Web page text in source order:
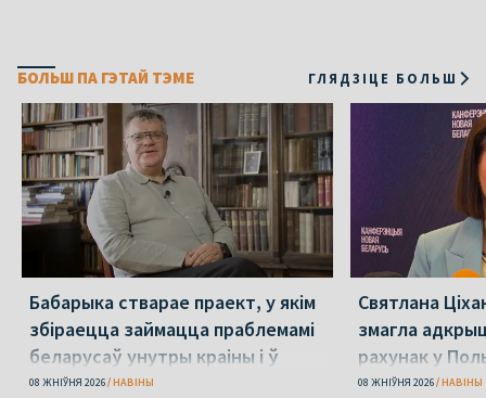
БОЛЬШ ПА ГЭТАЙ ТЭМЕ ГЛЯДЗІЦЕ БОЛЬШ
Бабарыка стварае праект, у якім
збіраецца займацца праблемамі
беларусаў унутры краіны і ў
дыяспары
08 ЖНІЎНЯ 2026 НАВІНЫ
Святлана
змагла
рахунак у
08 ЖНІЎНЯ 2026 НАВІНЫ